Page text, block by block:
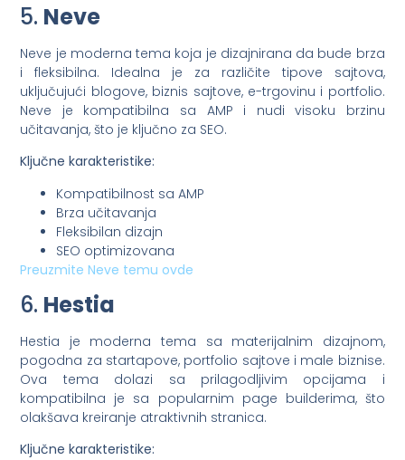
5. Neve
Neve je moderna tema koja je dizajnirana da bude brza
i fleksibilna. Idealna je za različite tipove sajtova,
uključujući blogove, biznis sajtove, e-trgovinu i portfolio.
Neve je kompatibilna sa AMP i nudi visoku brzinu
učitavanja, što je ključno za SEO.
Ključne karakteristike:
Kompatibilnost sa AMP
Brza učitavanja
Fleksibilan dizajn
SEO optimizovana
Preuzmite Neve temu ovde
6. Hestia
Hestia je moderna tema sa materijalnim dizajnom,
pogodna za startapove, portfolio sajtove i male biznise.
Ova tema dolazi sa prilagodljivim opcijama i
kompatibilna je sa popularnim page builderima, što
olakšava kreiranje atraktivnih stranica.
Ključne karakteristike: